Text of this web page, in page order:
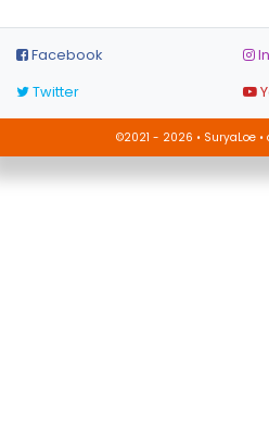
Facebook
Twitter
©2021 - 2026 • SuryaLoe